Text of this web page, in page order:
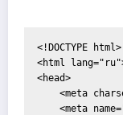
<!DOCTYPE html>
<html
<head>
<meta
<meta